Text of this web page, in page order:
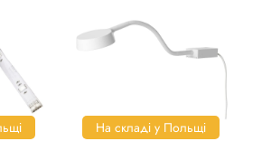
На складі у Польщі